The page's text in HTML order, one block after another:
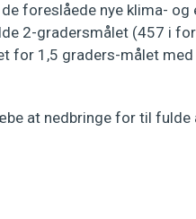
foreslåede nye klima- og
2-gradersmålet (457 i
for 1,5 graders-målet
at nedbringe for til fulde